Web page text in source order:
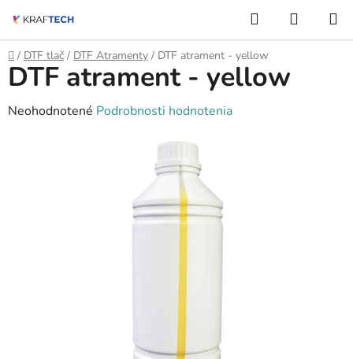
obsah
Hľadať
KOŠÍK
Domov
/ DTF tlač / DTF Atramenty / DTF atrament - yellow
DTF atrament - yellow
Priemerné
Neohodnotené Podrobnosti hodnotenia